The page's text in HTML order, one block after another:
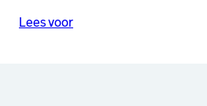
Lees voor